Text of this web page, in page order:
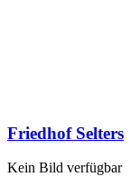
Friedhof Selters
Kein Bild verfügbar